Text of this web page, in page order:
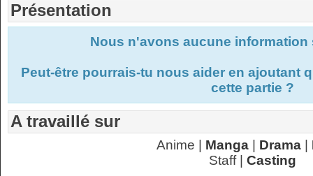
Présentation
Nous n'avons aucune
Peut-être pourrais-tu nous aider en ajoutant
cette partie ?
A travaillé sur
Anime | Manga| Drama|
Staff | Casting